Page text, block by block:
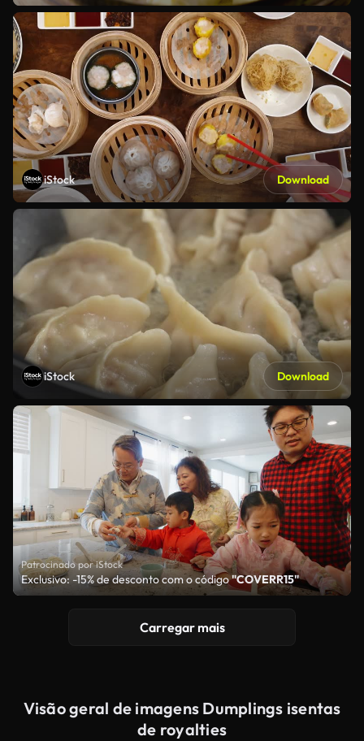
iStock Download
iStock Download
Patrocinado por iStock
Exclusivo: -15% de desconto com o código"COVERR15"
Carregar mais
Visão geral de imagens Dumplings isentas
de royalties